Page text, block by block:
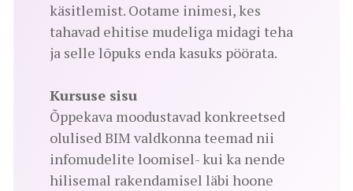
käsitlemist. Ootame inimesi, kes
tahavad ehitise mudeliga midagi teha
ja selle lõpuks enda kasuks pöörata.
Kursuse sisu
Õppekava moodustavad konkreetsed
olulised BIM valdkonna teemad nii
infomudelite loomisel- kui ka nende
hilisemal rakendamisel läbi hoone